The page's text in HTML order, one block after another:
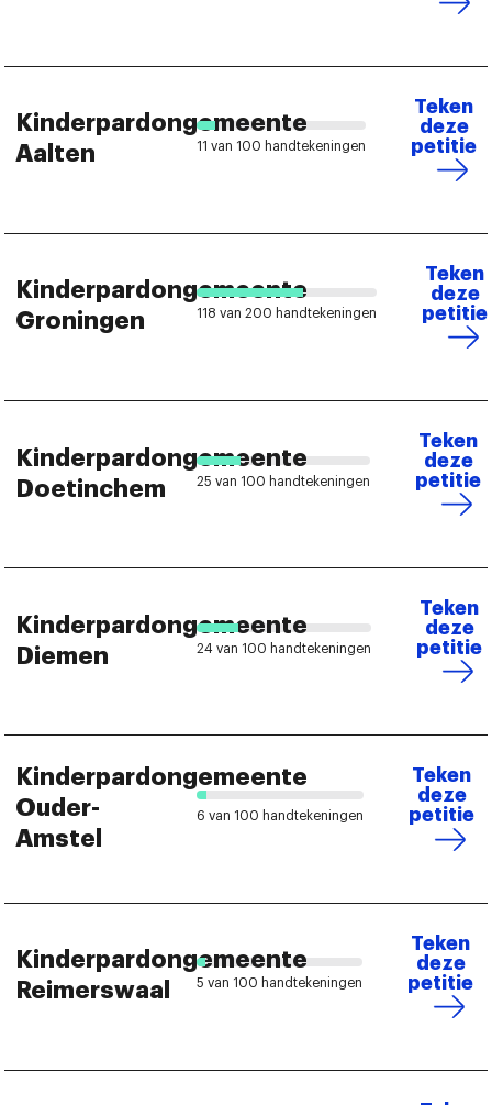
Kinderpardongemeente
Aalten
11 van 100 handtekeningen
Teken
deze
petitie
Kinderpardongemeente
Groningen
118 van 200 handtekeningen
Teken
deze
petitie
Kinderpardongemeente
Doetinchem
25 van 100 handtekeningen
Teken
deze
petitie
Kinderpardongemeente
Diemen
24 van 100 handtekeningen
Teken
deze
petitie
Kinderpardongemeente
Ouder-
Amstel
6 van 100 handtekeningen
Teken
deze
petitie
Kinderpardongemeente
Reimerswaal
5 van 100 handtekeningen
Teken
deze
petitie